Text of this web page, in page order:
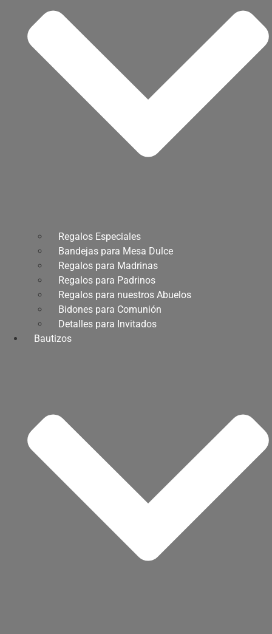
Regalos Especiales
Bandejas para Mesa Dulce
Regalos para Madrinas
Regalos para Padrinos
Regalos para nuestros Abuelos
Bidones para Comunión
Detalles para Invitados
Bautizos